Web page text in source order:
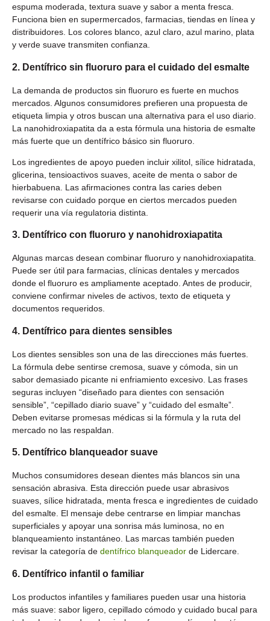
espuma moderada, textura suave y sabor a menta fresca.
Funciona bien en supermercados, farmacias, tiendas en línea y
distribuidores. Los colores blanco, azul claro, azul marino, plata
y verde suave transmiten confianza.
2. Dentífrico sin fluoruro para el cuidado del esmalte
La demanda de productos sin fluoruro es fuerte en muchos
mercados. Algunos consumidores prefieren una propuesta de
etiqueta limpia y otros buscan una alternativa para el uso diario.
La nanohidroxiapatita da a esta fórmula una historia de esmalte
más fuerte que un dentífrico básico sin fluoruro.
Los ingredientes de apoyo pueden incluir xilitol, sílice hidratada,
glicerina, tensioactivos suaves, aceite de menta o sabor de
hierbabuena. Las afirmaciones contra las caries deben
revisarse con cuidado porque en ciertos mercados pueden
requerir una vía regulatoria distinta.
3. Dentífrico con fluoruro y nanohidroxiapatita
Algunas marcas desean combinar fluoruro y nanohidroxiapatita.
Puede ser útil para farmacias, clínicas dentales y mercados
donde el fluoruro es ampliamente aceptado. Antes de producir,
conviene confirmar niveles de activos, texto de etiqueta y
documentos requeridos.
4. Dentífrico para dientes sensibles
Los dientes sensibles son una de las direcciones más fuertes.
La fórmula debe sentirse cremosa, suave y cómoda, sin un
sabor demasiado picante ni enfriamiento excesivo. Las frases
seguras incluyen “diseñado para dientes con sensación
sensible”, “cepillado diario suave” y “cuidado del esmalte”.
Deben evitarse promesas médicas si la fórmula y la ruta del
mercado no las respaldan.
5. Dentífrico blanqueador suave
Muchos consumidores desean dientes más blancos sin una
sensación abrasiva. Esta dirección puede usar abrasivos
suaves, sílice hidratada, menta fresca e ingredientes de cuidado
del esmalte. El mensaje debe centrarse en limpiar manchas
superficiales y apoyar una sonrisa más luminosa, no en
blanqueamiento instantáneo. Las marcas también pueden
revisar la categoría de dentífrico blanqueador de Lidercare.
6. Dentífrico infantil o familiar
Los productos infantiles y familiares pueden usar una historia
más suave: sabor ligero, cepillado cómodo y cuidado bucal para